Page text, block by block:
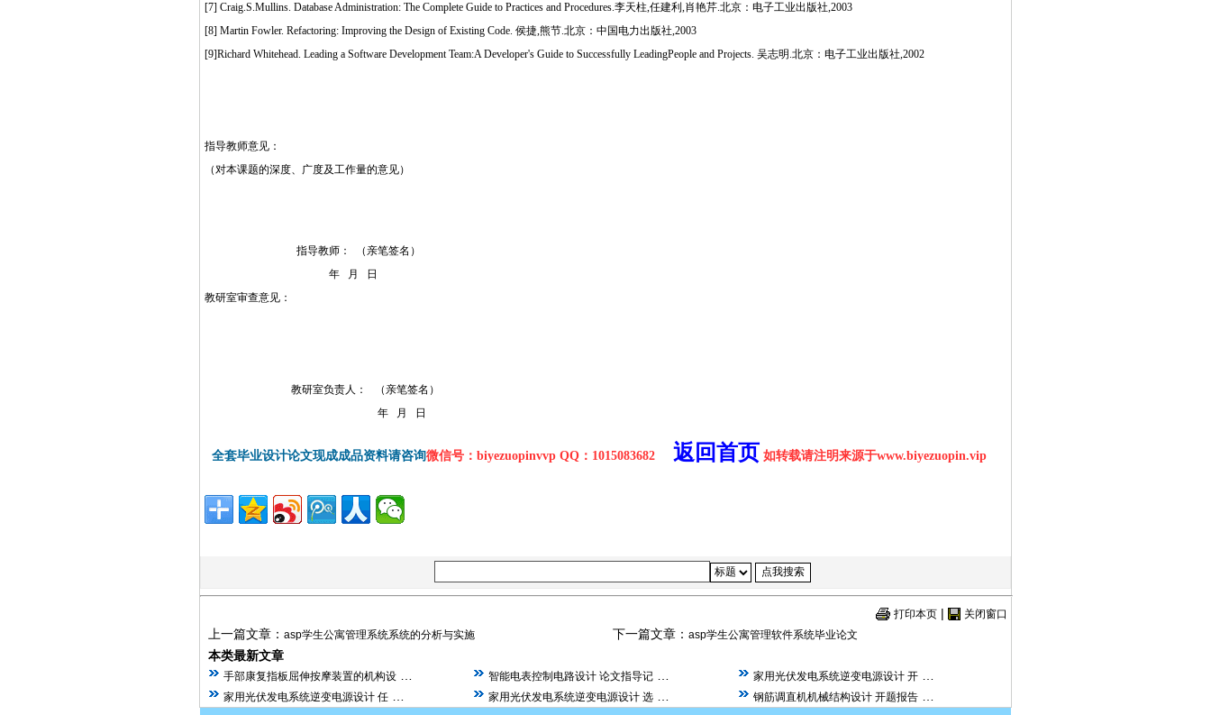
[7] Craig.S.Mullins. Database Administration: The Complete Guide to Practices and Procedures.李天柱,任建利,肖艳芹.北京：电子工业出版社,2003
[8] Martin Fowler. Refactoring: Improving the Design of Existing Code. 侯捷,熊节.北京：中国电力出版社,2003
[9]Richard Whitehead. Leading a Software Development Team:A Developer's Guide to Successfully LeadingPeople and Projects. 吴志明.北京：电子工业出版社,2002
指导教师意见：
（对本课题的深度、广度及工作量的意见）
指导教师： （亲笔签名）
年 月 日
教研室审查意见：
教研室负责人： （亲笔签名）
年 月 日
全套毕业设计论文现成成品资料请咨询微信号：biyezuopinvvp QQ：1015083682 返回首页 如转载请注明来源于www.biyezuopin.vip
打印本页| 关闭窗口
上一篇文章： asp学生公寓管理系统系统的分析与实施 下一篇文章： asp学生公寓管理软件系统毕业论文
本类最新文章
手部康复指板屈伸按摩装置的机构设 智能电表控制电路设计 论文指导记 家用光伏发电系统逆变电源设计 开
家用光伏发电系统逆变电源设计 任 家用光伏发电系统逆变电源设计 选 钢筋调直机机械结构设计 开题报告